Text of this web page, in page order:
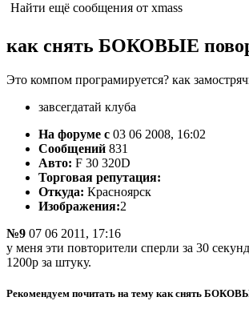
Найти ещё сообщения от xmass
как снять БОКОВЫЕ
Это компом програмируется? как
завсегдатай клуба
На форуме с 03 06 2008, 16:02
Сообщений 831
Авто: F 30 320D
Торговая репутация:
Откуда: Красноярск
Изображения:2
№9 07 06 2011, 17:16
у меня эти повторители сперли за 30
1200р за штуку.
Рекомендуем почитать на тему как снять